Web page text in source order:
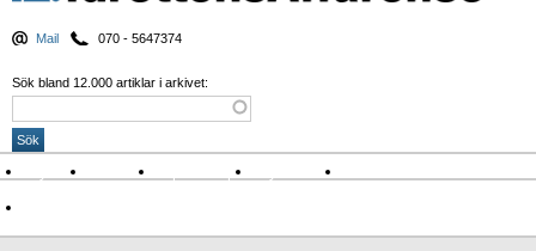
Mail 070 - 5647374
Sök bland 12.000 artiklar i arkivet:
Nyheter Krönikor Sport & spel Nyhetsbrev